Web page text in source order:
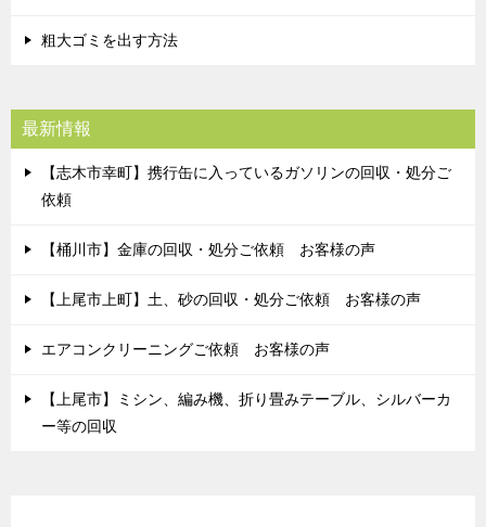
粗大ゴミを出す方法
最新情報
【志木市幸町】携行缶に入っているガソリンの回収・処分ご
依頼
【桶川市】金庫の回収・処分ご依頼 お客様の声
【上尾市上町】土、砂の回収・処分ご依頼 お客様の声
エアコンクリーニングご依頼 お客様の声
【上尾市】ミシン、編み機、折り畳みテーブル、シルバーカ
ー等の回収